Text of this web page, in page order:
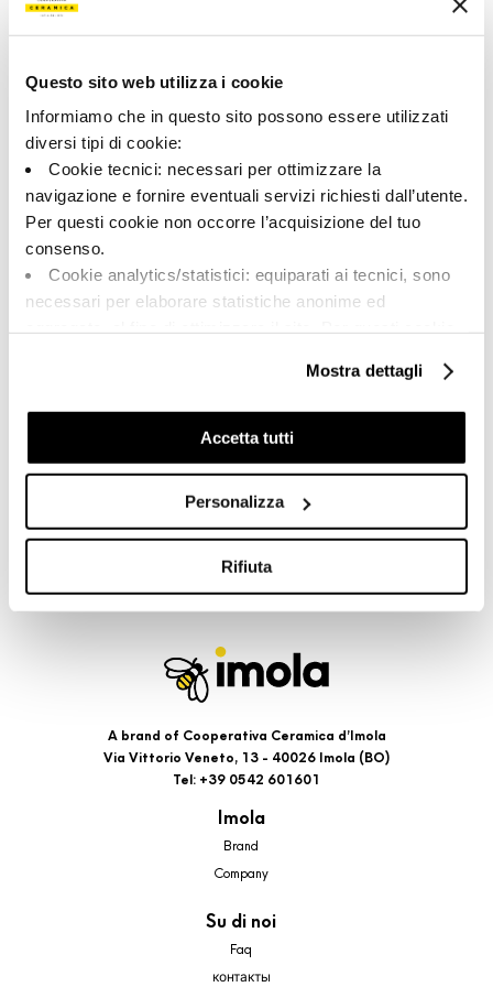
Questo sito web utilizza i cookie
Informiamo che in questo sito possono essere utilizzati
diversi tipi di cookie:
Cookie tecnici: necessari per ottimizzare la
navigazione e fornire eventuali servizi richiesti dall’utente.
Per questi cookie non occorre l’acquisizione del tuo
consenso.
Cookie analytics/statistici: equiparati ai tecnici, sono
necessari per elaborare statistiche anonime ed
Cookie di profilazione/marketing: sono utilizzati, solo
previo tuo consenso, per esaminare le tue abitudini di
navigazione e mostrarti quindi avvisi pubblicitari mirati, in
linea con le tue preferenze.
cookie di profilazione, selezionando uno dei bottoni sotto
riportati. Puoi avere maggiori dettagli visionando
l’Informativa estesa cookie. La chiusura del presente
banner comporterà il permanere dei soli cookie tecnici ed
comunque modificare le tue scelte in qualsiasi momento,
accedendo al link presente nel footer.
Mostra dettagli
Accetta tutti
Personalizza
Rifiuta
192449 | REPLAY 120G SK
Коллекция
00923
Серый
Типология:
Фон
Формат:
шелк
Внешний вид поверхности:
Полуматовый
Разнотон:
Share:
A brand of Cooperativa Ceramica d’Imola
Via Vittorio Veneto, 13 - 40026 Imola (BO)
Tel: +39 0542 601601
Imola
Brand
Company
Su di noi
Faq
контакты